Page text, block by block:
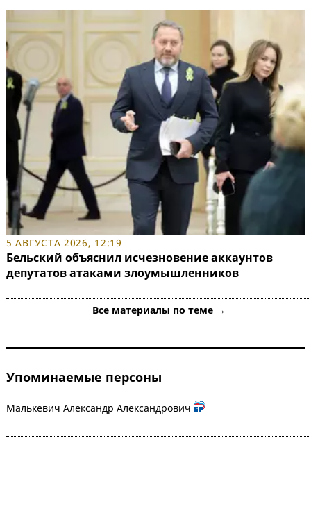
5 АВГУСТА 2026, 12:19
Бельский объяснил исчезновение аккаунтов
депутатов атаками злоумышленников
Все материалы по теме →
Упоминаемые персоны
Малькевич Александр Александрович